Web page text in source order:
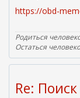
https://obd-
Родиться
Остаться
Re: